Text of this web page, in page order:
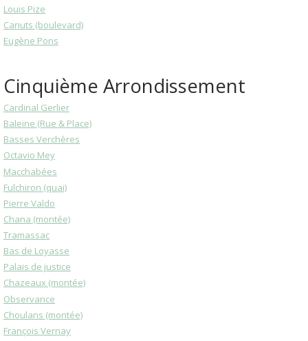
Louis Pize
Canuts (boulevard)
Eugène Pons
Cinquième Arrondissement
Cardinal Gerlier
Baleine (Rue & Place)
Basses Verchères
Octavio Mey
Macchabées
Fulchiron (quai)
Pierre Valdo
Chana (montée)
Tramassac
Bas de Loyasse
Palais de justice
Chazeaux (montée)
Observance
Choulans (montée)
François Vernay